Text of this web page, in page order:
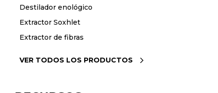
Destilador enológico
Extractor Soxhlet
Extractor de fibras
VER TODOS LOS PRODUCTOS